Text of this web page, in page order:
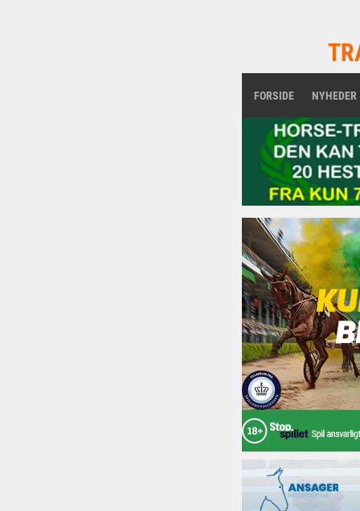
FORSIDE NYHEDER